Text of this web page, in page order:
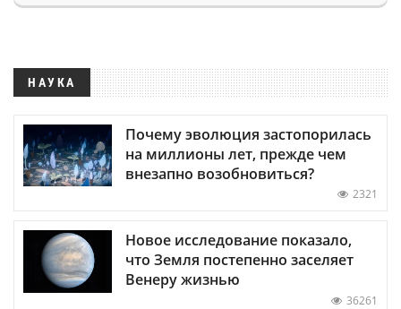
НАУКА
Почему эволюция застопорилась
на миллионы лет, прежде чем
внезапно возобновиться?
2321
Новое исследование показало,
что Земля постепенно заселяет
Венеру жизнью
36261